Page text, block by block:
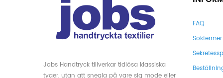
Jobs Handtryck tillverkar tidlösa klassiska
tyger, utan att snegla på vare sig mode eller
FAQ
Söktermer